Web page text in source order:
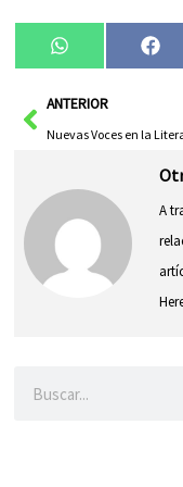
Compartir
en
WhatsApp
en
AntANTERIOR
A